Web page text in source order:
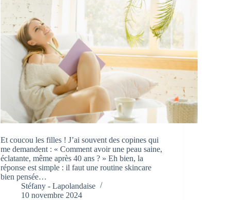
Et coucou les filles ! J’ai souvent des copines qui
me demandent : « Comment avoir une peau saine,
éclatante, même après 40 ans ? » Eh bien, la
réponse est simple : il faut une routine skincare
bien pensée…
Stéfany - Lapolandaise
10 novembre 2024